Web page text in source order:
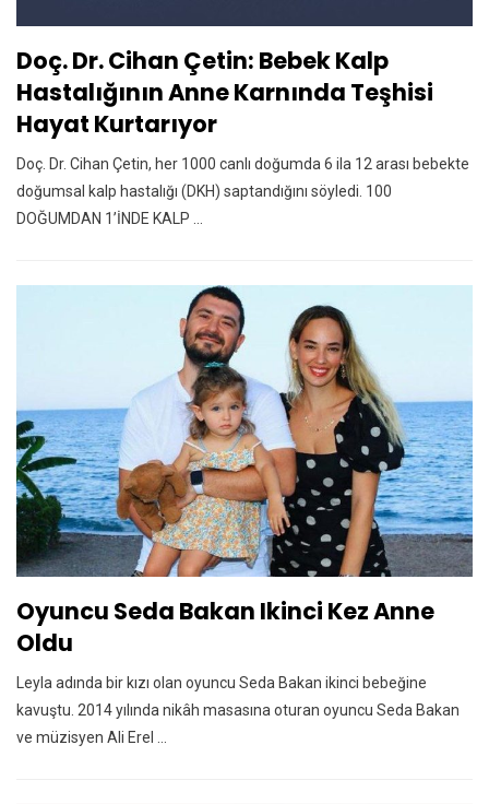
Doç. Dr. Cihan Çetin: Bebek Kalp
Hastalığının Anne Karnında Teşhisi
Hayat Kurtarıyor
Doç. Dr. Cihan Çetin, her 1000 canlı doğumda 6 ila 12 arası bebekte
doğumsal kalp hastalığı (DKH) saptandığını söyledi. 100
DOĞUMDAN 1’İNDE KALP ...
Oyuncu Seda Bakan Ikinci Kez Anne
Oldu
Leyla adında bir kızı olan oyuncu Seda Bakan ikinci bebeğine
kavuştu. 2014 yılında nikâh masasına oturan oyuncu Seda Bakan
ve müzisyen Ali Erel ...